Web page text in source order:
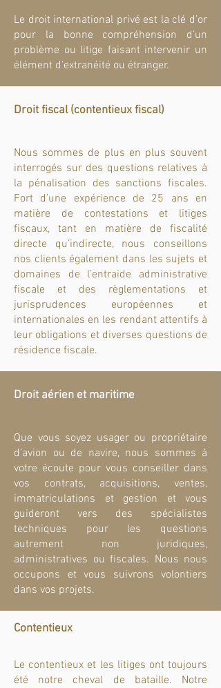
Le droit international privé est la clé d’or
pour la bonne compréhension d’un
problème ou litige faisant intervenir un
élément d’extranéité ou étranger.
Droit fiscal (contentieux fiscal)
Nous sommes de plus en plus souvent
interrogés sur des questions relatives à
la pénalisation des sanctions fiscales.
Fort d’une expérience de 25 ans en
matière de contestations et litiges
fiscaux, tant en matière de fiscalité
directe qu’indirecte, nous conseillons
nos clients également dans les sujets et
domaines de l’entraide administrative
fiscale et des règlementations et
jurisprudences européennes et
internationales en les rendant attentifs à
leur obligations et diverses questions de
résidence fiscale.
Droit aérien et maritime
Que vous soyez usager ou propriétaire
d’avion ou de navire, nous sommes à
votre écoute pour vous conseiller dans
vos contrats, acquisitions, ventes,
immatriculations et gestion et vous
guideront vers des spécialistes
techniques pour les questions
autrement non juridiques,
administratives ou fiscales. Nous nous
occupons et vous suivrons volontiers
dans vos projets.
Contentieux
Le contentieux et les litiges ont toujours
été notre cheval de bataille. Notre